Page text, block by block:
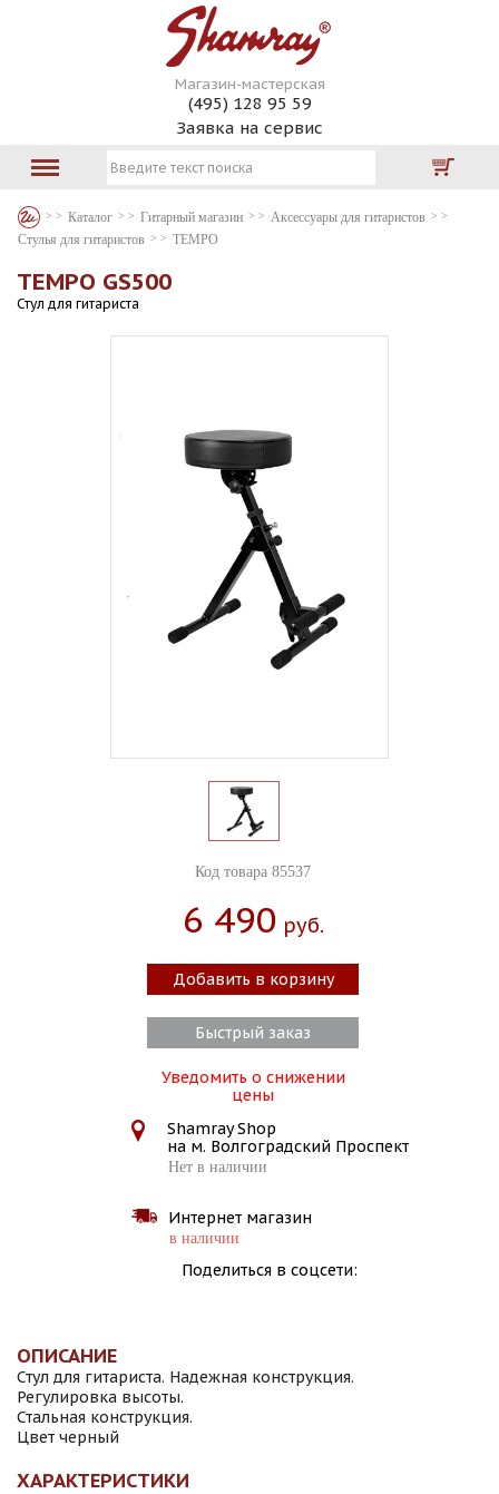
Магазин-мастерская
(495) 128 95 59
Заявка на сервис
Каталог Гитарный магазин
Аксессуары для гитаристов
Стулья для гитаристов
TEMPO
TEMPO GS500
Стул для гитариста
Код товара 85537
6 490 Руб.
Добавить в корзину
Быстрый заказ
Уведомить о снижении
цены
Shamray Shop
на м. Волгоградский Проспект
Нет в наличии
Интернет магазин
в наличии
Поделиться в соцсети:
ОПИСАНИЕ
Стул для гитариста. Надежная конструкция.
Регулировка высоты.
Стальная конструкция.
Цвет черный
ХАРАКТЕРИСТИКИ